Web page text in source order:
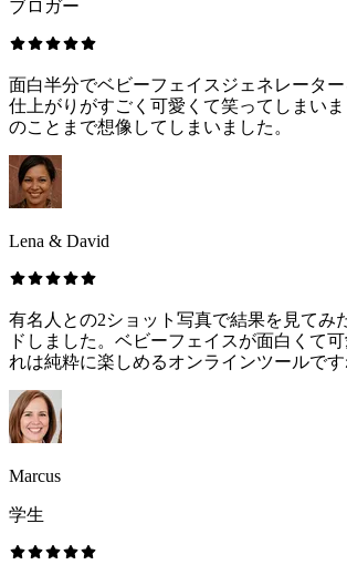
ブロガー
面白半分でベビーフェイスジェネレーター
仕上がりがすごく可愛くて笑ってしまい
のことまで想像してしまいました。
Lena & David
有名人との2ショット写真で結果を見てみ
ドしました。ベビーフェイスが面白くて
れは純粋に楽しめるオンラインツールです
Marcus
学生